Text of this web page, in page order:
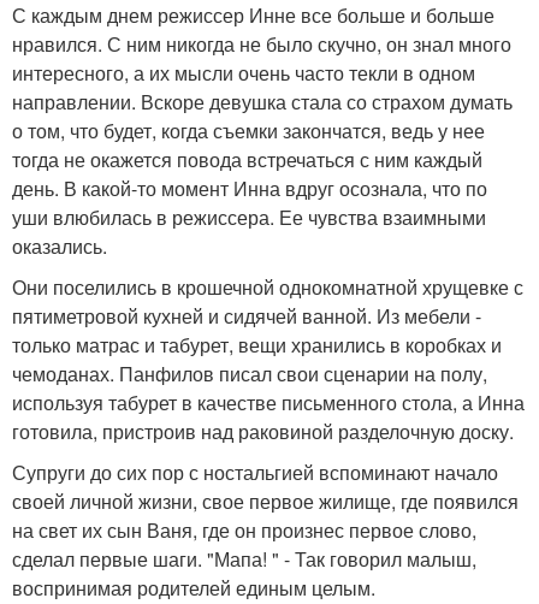
С каждым днем режиссер Инне все больше и больше
нравился. С ним никогда не было скучно, он знал много
интересного, а их мысли очень часто текли в одном
направлении. Вскоре девушка стала со страхом думать
о том, что будет, когда съемки закончатся, ведь у нее
тогда не окажется повода встречаться с ним каждый
день. В какой-то момент Инна вдруг осознала, что по
уши влюбилась в режиссера. Ее чувства взаимными
оказались.
Они поселились в крошечной однокомнатной хрущевке с
пятиметровой кухней и сидячей ванной. Из мебели -
только матрас и табурет, вещи хранились в коробках и
чемоданах. Панфилов писал свои сценарии на полу,
используя табурет в качестве письменного стола, а Инна
готовила, пристроив над раковиной разделочную доску.
Супруги до сих пор с ностальгией вспоминают начало
своей личной жизни, свое первое жилище, где появился
на свет их сын Ваня, где он произнес первое слово,
сделал первые шаги. "Мапа! " - Так говорил малыш,
воспринимая родителей единым целым.